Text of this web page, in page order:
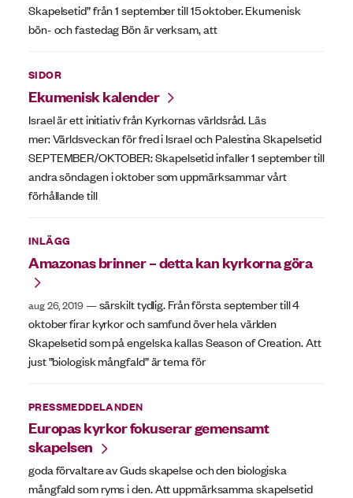
Skapelsetid” från 1 september till 15 oktober. Ekumenisk
bön- och fastedag Bön är verksam, att
SIDOR
Ekumenisk kalender
Israel är ett initiativ från Kyrkornas världsråd. Läs
mer: Världsveckan för fred i Israel och Palestina Skapelsetid
SEPTEMBER/OKTOBER: Skapelsetid infaller 1 september till
andra söndagen i oktober som uppmärksammar vårt
förhållande till
INLÄGG
Amazonas brinner – detta kan kyrkorna göra
aug 26, 2019
särskilt tydlig. Från första september till 4
oktober firar kyrkor och samfund över hela världen
Skapelsetid som på engelska kallas Season of Creation. Att
just ”biologisk mångfald” är tema för
PRESSMEDDELANDEN
Europas kyrkor fokuserar gemensamt
skapelsen
goda förvaltare av Guds skapelse och den biologiska
mångfald som ryms i den. Att uppmärksamma skapelsetid